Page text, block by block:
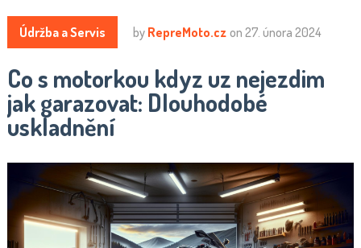
Údržba a Servis by RepreMoto.cz on 27. února 2024
Co s motorkou kdyz uz nejezdim
jak garazovat: Dlouhodobé
uskladnění